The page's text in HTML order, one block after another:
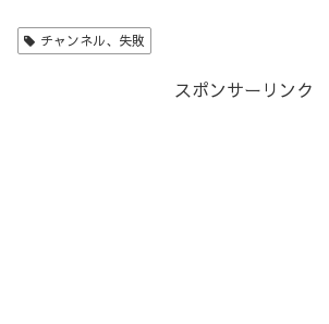
チャンネル、失敗
スポンサーリンク